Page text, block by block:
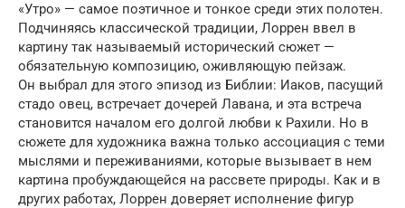
«Утро» — самое поэтичное и тонкое среди этих полотен.
Подчиняясь классической традиции, Лоррен ввел в
картину так называемый исторический сюжет —
обязательную композицию, оживляющую пейзаж.
Он выбрал для этого эпизод из Библии: Иаков, пасущий
стадо овец, встречает дочерей Лавана, и эта встреча
становится началом его долгой любви к Рахили. Но в
сюжете для художника важна только ассоциация с теми
мыслями и переживаниями, которые вызывает в нем
картина пробуждающейся на рассвете природы. Как и в
других работах, Лоррен доверяет исполнение фигур